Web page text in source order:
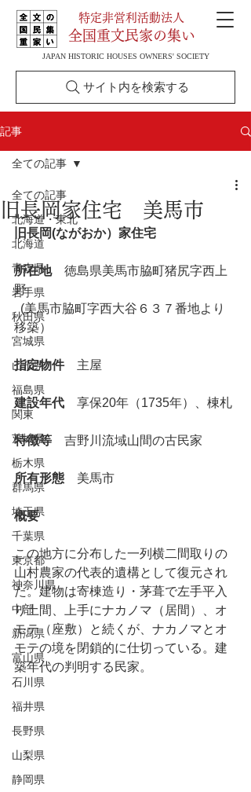
特定非営利活動法人
全国重文民家の集い
JAPAN HISTORIC HOUSES OWNERS' SOCIETY
サイト内を検索する
記事
全ての記事
北海道・東北
北海道
青森県
岩手県
秋田県
宮城県
山形県
福島県
関東
茨城県
栃木県
群馬県
埼玉県
千葉県
東京都
神奈川県
中部
新潟県
富山県
石川県
福井県
長野県
山梨県
静岡県
全ての記事
旧長岡家住宅 美馬市
旧長岡(ながおか）家住宅
所在地 徳島県美馬市脇町猪尻字西上
野
  (美馬市脇町字西大谷６３７番地より
移築）
指定物件 主屋
建設年代 享保20年（1735年）、棟札
特徴等 吉野川流域山間の古民家
所有形態 美馬市
概要
この地方に分布した一列横二間取りの
山村農家の代表的遺構として復元され
た。建物は寄棟造り・茅葺で左手平入
り土間、上手にナカノマ（居間）、オ
モテ（座敷）と続くが、ナカノマとオ
モテの境を閉鎖的に仕切っている。建
築年代の判明する民家。